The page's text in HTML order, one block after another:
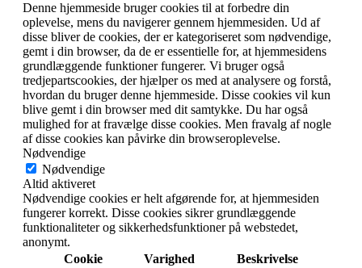
Denne hjemmeside bruger cookies til at forbedre din
oplevelse, mens du navigerer gennem hjemmesiden. Ud af
disse bliver de cookies, der er kategoriseret som nødvendige,
gemt i din browser, da de er essentielle for, at hjemmesidens
grundlæggende funktioner fungerer. Vi bruger også
tredjepartscookies, der hjælper os med at analysere og forstå,
hvordan du bruger denne hjemmeside. Disse cookies vil kun
blive gemt i din browser med dit samtykke. Du har også
mulighed for at fravælge disse cookies. Men fravalg af nogle
af disse cookies kan påvirke din browseroplevelse.
Nødvendige
Nødvendige
Altid aktiveret
Nødvendige cookies er helt afgørende for, at hjemmesiden
fungerer korrekt. Disse cookies sikrer grundlæggende
funktionaliteter og sikkerhedsfunktioner på webstedet,
anonymt.
Cookie
Varighed Beskrivelse